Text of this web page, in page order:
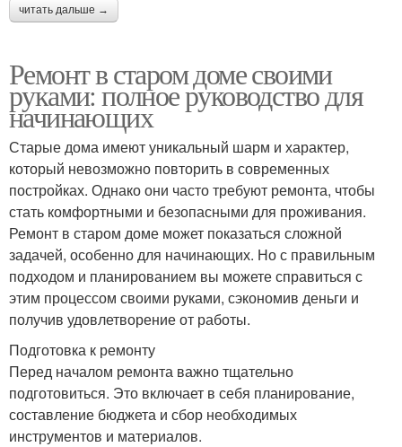
читать дальше →
Ремонт в старом доме своими
руками: полное руководство для
начинающих
Старые дома имеют уникальный шарм и характер,
который невозможно повторить в современных
постройках. Однако они часто требуют ремонта, чтобы
стать комфортными и безопасными для проживания.
Ремонт в старом доме может показаться сложной
задачей, особенно для начинающих. Но с правильным
подходом и планированием вы можете справиться с
этим процессом своими руками, сэкономив деньги и
получив удовлетворение от работы.
Подготовка к ремонту
Перед началом ремонта важно тщательно
подготовиться. Это включает в себя планирование,
составление бюджета и сбор необходимых
инструментов и материалов.